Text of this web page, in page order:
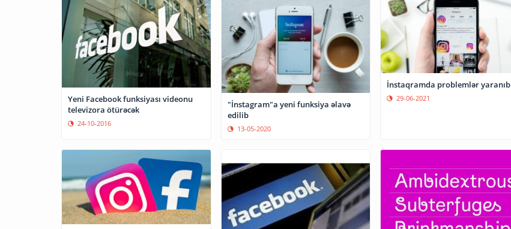
Yeni Facebook funksiyası videonu
televizora ötürəcək
24-10-2016
"İnstagram"a yeni funksiya əlavə
edilib
13-05-2020
İnstaqramda problemlər yaranıb
29-06-2021